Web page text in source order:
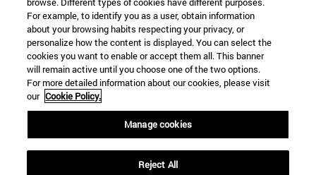
For example, to identify you as a user, obtain information
about your browsing habits respecting your privacy, or
personalize how the content is displayed. You can select the
cookies you want to enable or accept them all. This banner
will remain active until you choose one of the two options.
For more detailed information about our cookies, please visit
our Cookie Policy.
Manage cookies
Reject All